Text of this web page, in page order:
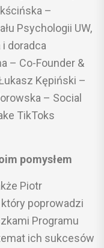
–
Psychologii UW,
doradca
– Co-Founder &
Kępiński –
– Social
TikToks
pomysłem
Piotr
poprowadzi
Programu
ich sukcesów